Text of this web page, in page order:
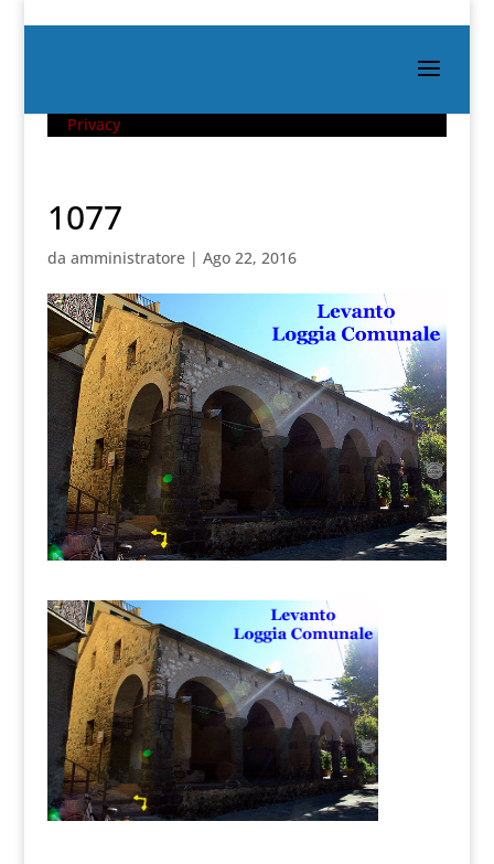
Privacy
1077
da amministratore| Ago 22, 2016